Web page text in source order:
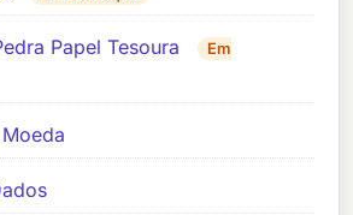
Papel Tesoura
Em